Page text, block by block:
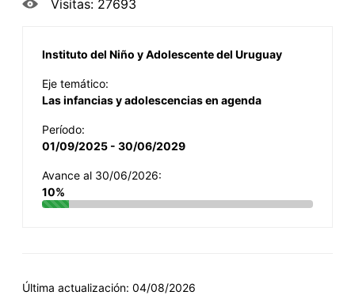
Visitas: 27693
Instituto del Niño y Adolescente del Uruguay
Eje temático:
Las infancias y adolescencias en agenda
Período:
01/09/2025 - 30/06/2029
Avance al 30/06/2026:
10%
Última actualización: 04/08/2026